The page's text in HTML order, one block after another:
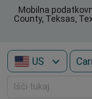
Mobilna
County, Teksas,
US